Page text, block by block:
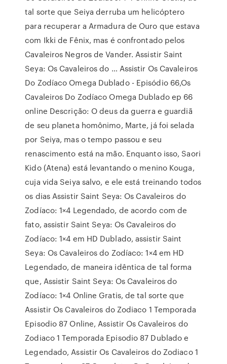
tal sorte que Seiya derruba um helicóptero
para recuperar a Armadura de Ouro que estava
com Ikki de Fênix, mas é confrontado pelos
Cavaleiros Negros de Vander. Assistir Saint
Seya: Os Cavaleiros do … Assistir Os Cavaleiros
Do Zodíaco Omega Dublado - Episódio 66,Os
Cavaleiros Do Zodíaco Omega Dublado ep 66
online Descrição: O deus da guerra e guardiã
de seu planeta homônimo, Marte, já foi selada
por Seiya, mas o tempo passou e seu
renascimento está na mão. Enquanto isso, Saori
Kido (Atena) está levantando o menino Kouga,
cuja vida Seiya salvo, e ele está treinando todos
os dias Assistir Saint Seya: Os Cavaleiros do
Zodíaco: 1×4 Legendado, de acordo com de
fato, assistir Saint Seya: Os Cavaleiros do
Zodíaco: 1×4 em HD Dublado, assistir Saint
Seya: Os Cavaleiros do Zodíaco: 1×4 em HD
Legendado, de maneira idêntica de tal forma
que, Assistir Saint Seya: Os Cavaleiros do
Zodíaco: 1×4 Online Gratis, de tal sorte que
Assistir Os Cavaleiros do Zodiaco 1 Temporada
Episodio 87 Online, Assistir Os Cavaleiros do
Zodiaco 1 Temporada Episodio 87 Dublado e
Legendado, Assistir Os Cavaleiros do Zodiaco 1